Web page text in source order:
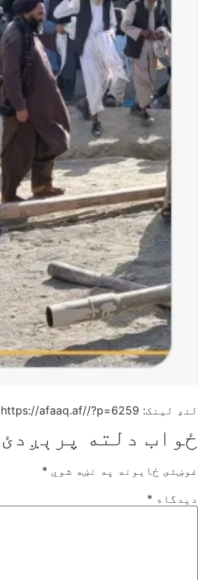
لنډ لینک: https://afaaq.af//?p=6259
ځواب دلته پرېږدئ
غوښتى ځایونه په نښه شوي *
دیدگاه *